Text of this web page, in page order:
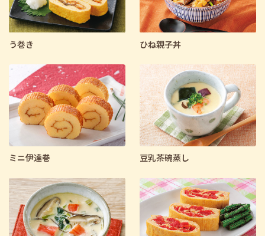
う巻き ひね親子丼
ミニ伊達巻 豆乳茶碗蒸し